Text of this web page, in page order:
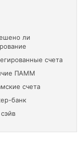
ли
счета
ПАММ
счета
банк